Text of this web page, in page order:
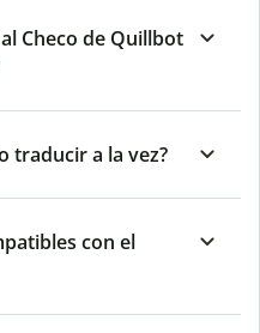
Checo de Quillbot
traducir a la vez?
con el